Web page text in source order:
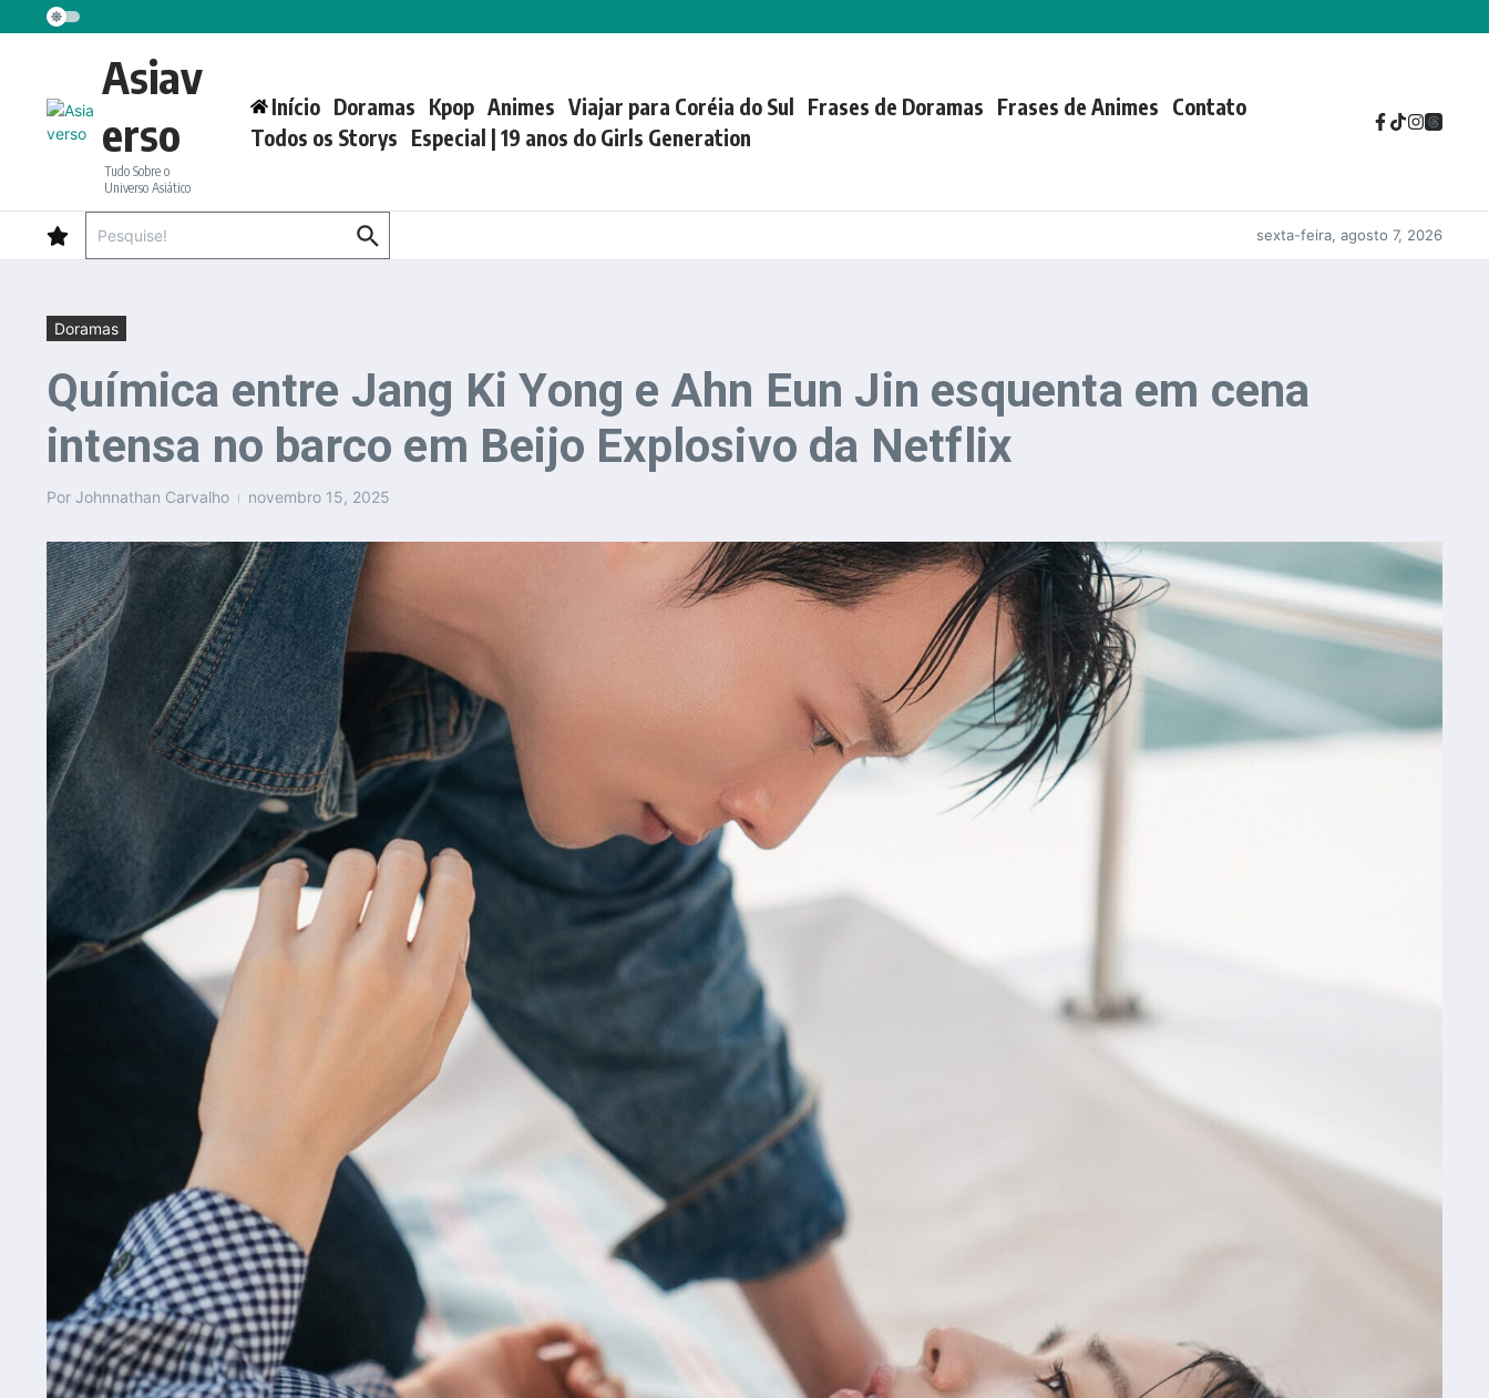
Ir para o conteúdo
Asiav
erso
Tudo Sobre o
Universo Asiático
Início Doramas Kpop Animes Viajar para Coréia do Sul Frases de Doramas Frases de Animes Contato
Todos os Storys Especial | 19 anos do Girls Generation
sexta-feira, agosto 7, 2026
Doramas
Química entre Jang Ki Yong e Ahn Eun Jin esquenta em cena
intensa no barco em Beijo Explosivo da Netflix
Por Johnnathan Carvalho novembro 15, 2025